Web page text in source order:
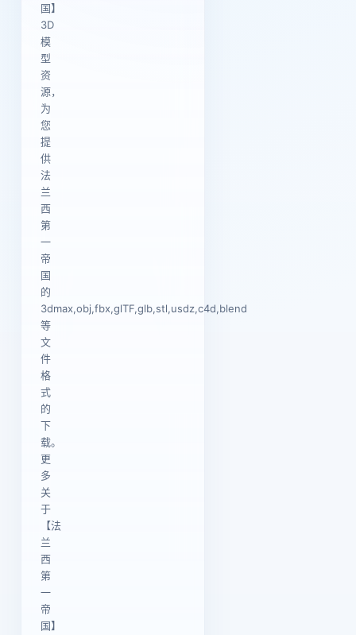
国】
3D
模
型
资
源，
为
您
提
供
法
兰
西
第
一
帝
国
的
3dmax,obj,fbx,glTF,glb,stl,usdz,c4d,blend
等
文
件
格
式
的
下
载。
更
多
关
于
【法
兰
西
第
一
帝
国】